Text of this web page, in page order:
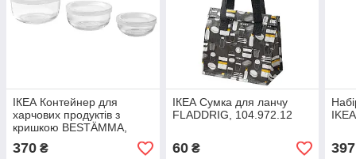
ІКЕА Контейнер для
харчових продуктів з
кришкою BESTÄMMA,
104.957.60
370 ₴
ІКЕА Сумка для ланчу
FLADDRIG, 104.972.12
60₴ 397